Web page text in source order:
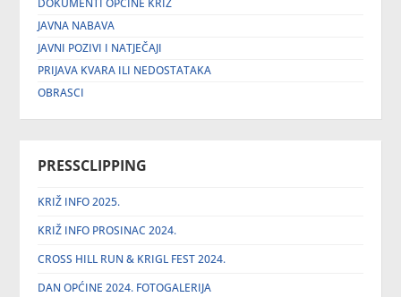
DOKUMENTI OPĆINE KRIŽ
JAVNA NABAVA
JAVNI POZIVI I NATJEČAJI
PRIJAVA KVARA ILI NEDOSTATAKA
OBRASCI
PRESSCLIPPING
KRIŽ INFO 2025.
KRIŽ INFO PROSINAC 2024.
CROSS HILL RUN & KRIGL FEST 2024.
DAN OPĆINE 2024. FOTOGALERIJA